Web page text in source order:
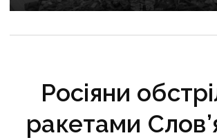
рф захопити останню агломерацію
Росіяни
ракетами